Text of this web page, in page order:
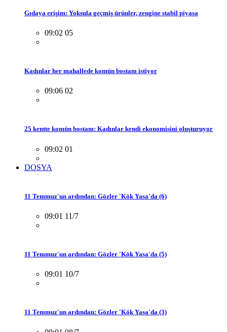
Gıdaya erişim: Yoksula geçmiş ürünler, zengine stabil piyasa
09:02 05
Kadınlar her mahallede komün bostanı istiyor
09:06 02
25 kentte komün bostanı: Kadınlar kendi ekonomisini oluşturuyor
09:02 01
DOSYA
11 Temmuz'un ardından: Gözler 'Kök Yasa'da (6)
09:01 11/7
11 Temmuz'un ardından: Gözler 'Kök Yasa'da (5)
09:01 10/7
11 Temmuz'un ardından: Gözler 'Kök Yasa'da (3)